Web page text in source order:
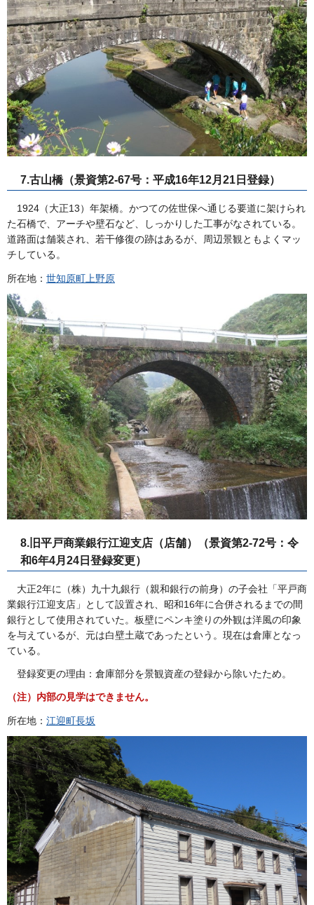
7.古山橋（景資第2-67号：平成16年12月21日登録）
1924（大正13）年架橋。かつての佐世保へ通じる要道に架けられ
た石橋で、アーチや壁石など、しっかりした工事がなされている。
道路面は舗装され、若干修復の跡はあるが、周辺景観ともよくマッ
チしている。
所在地： 世知原町上野原
8.旧平戸商業銀行江迎支店（店舗）（景資第2-72号：令
和6年4月24日登録変更）
大正2年に（株）九十九銀行（親和銀行の前身）の子会社「平戸商
業銀行江迎支店」として設置され、昭和16年に合併されるまでの間
銀行として使用されていた。板壁にペンキ塗りの外観は洋風の印象
を与えているが、元は白壁土蔵であったという。現在は倉庫となっ
ている。
登録変更の理由： 倉庫部分を景観資産の登録から除いたため。
（注）内部の見学はできません。
所在地： 江迎町長坂